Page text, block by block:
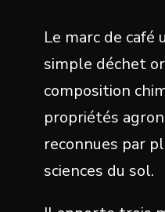
Le marc de café
simple déchet
composition
propriétés
reconnues par
sciences du sol.